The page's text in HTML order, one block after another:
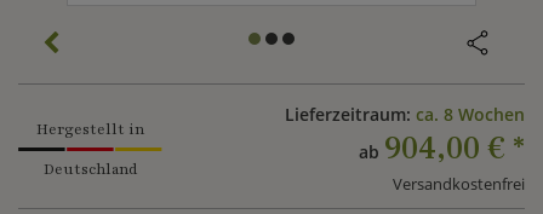
Hergestellt in
Deutschland
Lieferzeitraum: ca. 8 Wochen
ab 904,00 € *
Versandkostenfrei